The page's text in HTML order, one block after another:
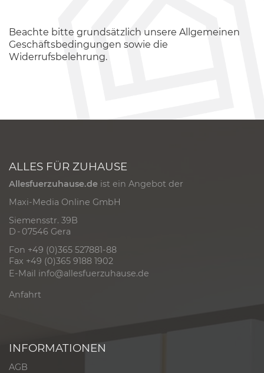
Beachte bitte grundsätzlich unsere Allgemeinen
Geschäftsbedingungen sowie die
Widerrufsbelehrung.
ALLES FÜR ZUHAUSE
Allesfuerzuhause.de ist ein Angebot der
Maxi-Media Online GmbH
Siemensstr. 39B
D - 07546 Gera
Fon +49 (0)365 527881-88
Fax +49 (0)365 9188 1902
E-Mail info@allesfuerzuhause.de
Anfahrt
INFORMATIONEN
AGB